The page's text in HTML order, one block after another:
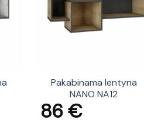
Pakabinama lentyna
NANO NA12
86€